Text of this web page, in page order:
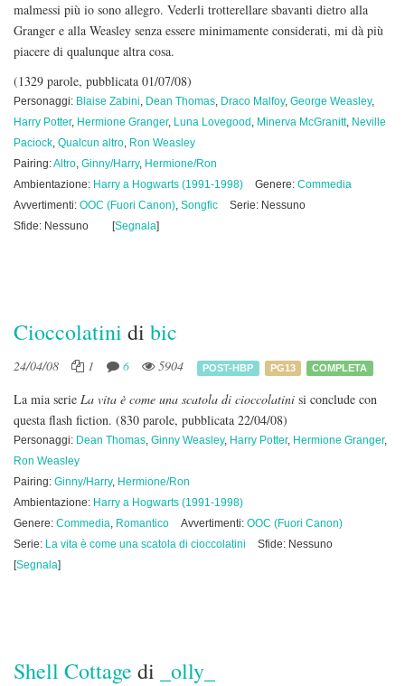
malmessi più io sono allegro. Vederli trotterellare sbavanti dietro alla
Granger e alla Weasley senza essere minimamente considerati, mi dà più
piacere di qualunque altra cosa.
(1329 parole, pubblicata 01/07/08)
Personaggi: Blaise Zabini, Dean Thomas, Draco Malfoy, George Weasley,
Harry Potter, Hermione Granger, Luna Lovegood , Minerva McGranitt, Neville
Paciock, Qualcun altro, Ron Weasley
Pairing:Altro, Ginny/Harry, Hermione/Ron
Ambientazione: Harry a Hogwarts (1991-1998) Genere: Commedia
Avvertimenti: OOC (Fuori Canon), Songfic
Serie: Nessuno
Sfide: Nessuno
[Segnala]
Cioccolatini di bic
24/04/08 1 6 5904 POST-HBP PG13 COMPLETA
La mia serie La vita è come una scatola di cioccolatini si conclude con
questa flash fiction. (830 parole, pubblicata 22/04/08)
Personaggi: Dean Thomas, Ginny Weasley, Harry Potter, Hermione Granger,
Ron Weasley
Pairing: Ginny/Harry, Hermione/Ron
Ambientazione: Harry a Hogwarts (1991-1998)
Genere: Commedia, Romantico Avvertimenti: OOC (Fuori Canon)
Serie: La vita è come una scatola di cioccolatini
Sfide: Nessuno
[Segnala]
Shell Cottage di _olly_